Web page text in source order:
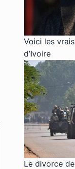
Voici les
d’Ivoire
Le divorce